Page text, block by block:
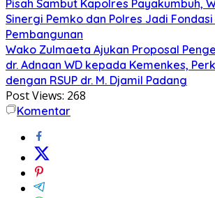
Pisah Sambut Kapolres Payakumbuh,
Sinergi Pemko dan Polres Jadi
Pembangunan
Wako Zulmaeta Ajukan Proposal
dr. Adnaan WD kepada Kemenkes,
dengan RSUP dr. M. Djamil Padang
Post Views: 268
Komentar